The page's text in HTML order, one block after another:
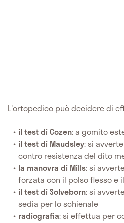
L'ortopedico può decidere di
il test di Cozen: a gomito
il test di Maudsley: si
contro resistenza del dito
la manovra di Mills: si
forzata con il polso flesso e
il test di Solveborn: si
sedia per lo schienale
radiografia: si effettua per